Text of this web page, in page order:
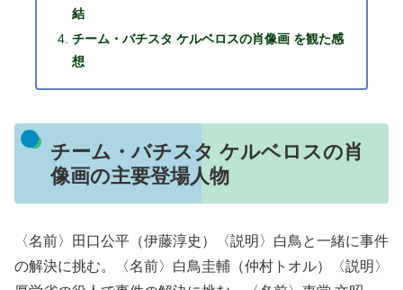
結
チーム・バチスタ ケルベロスの肖像画 を観た感
想
チーム・バチスタ ケルベロスの肖
像画の主要登場人物
〈名前〉田口公平（伊藤淳史）〈説明〉白鳥と一緒に事件
の解決に挑む。〈名前〉白鳥圭輔（仲村トオル）〈説明〉